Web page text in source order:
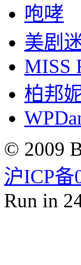
咆哮
美剧
MISS
柏邦
© 2009
沪ICP备
Run in